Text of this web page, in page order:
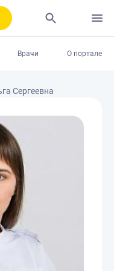
Врачи О портале
Сергеевна